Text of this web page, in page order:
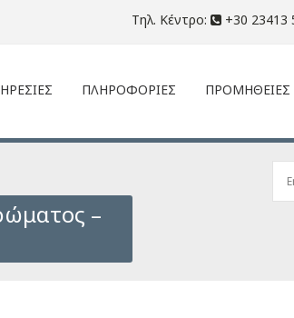
Τηλ. Κέντρο: +30 23413
ΠΛΗΡΟΦΟΡΙΕΣ ΠΡΟΜΗΘΕΙΕΣ
–